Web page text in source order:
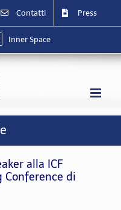
Contatti Press
Inner Space
alla ICF
Conference di